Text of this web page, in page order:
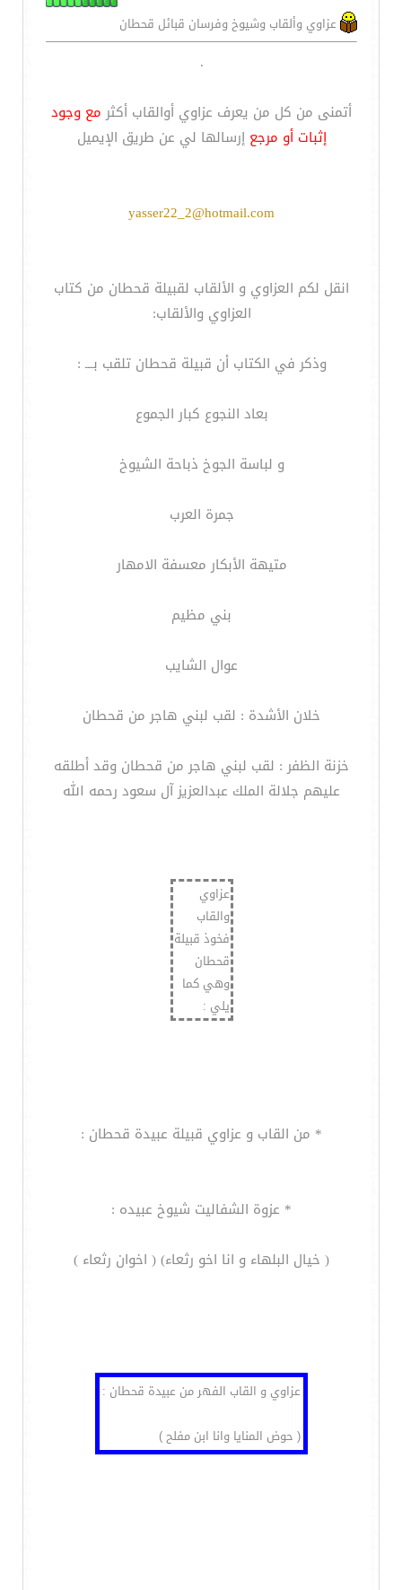
عزاوي وألقاب وشيوخ وفرسان قبائل قحطان
.
أتمنى من كل من يعرف عزاوي أوالقاب أكثر مع وجود
إثبات أو مرجعإرسالها لي عن طريق الإيميل
yasser22_2@hotmail.com
انقل لكم العزاوي و الألقاب لقبيلة قحطان من كتاب
العزاوي والألقاب:
وذكر في الكتاب أن قبيلة قحطان تلقب بـــ :
بعاد النجوع كبار الجموع
و لباسة الجوخ ذباحة الشيوخ
جمرة العرب
متيهة الأبكار معسفة الامهار
بني مظيم
عوال الشايب
خلان الأشدة : لقب لبني هاجر من قحطان
خزنة الظفر : لقب لبني هاجر من قحطان وقد أطلقه
عليهم جلالة الملك عبدالعزيز آل سعود رحمه الله
عزاوي
والقاب
فخوذ قبيلة
قحطان
وهي كما
يلي :
* من القاب و عزاوي قبيلة عبيدة قحطان :
* عزوة الشفاليت شيوخ عبيده :
( خيال البلهاء و انا اخو رثعاء) ( اخوان رثعاء )
عزاوي و القاب الفهر من عبيدة قحطان :
( حوض المنايا وانا ابن مفلح )